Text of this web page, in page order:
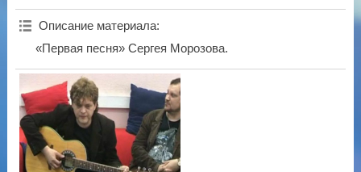
Описание материала:
«Первая песня» Сергея Морозова.